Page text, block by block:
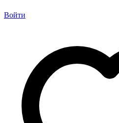
Войти